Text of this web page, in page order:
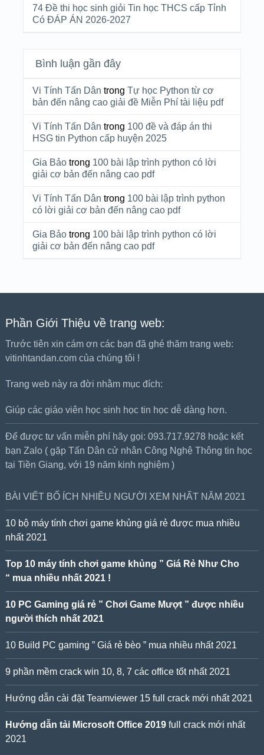
74 Đề thi học sinh giỏi Tin học THCS cấp Tỉnh
Có ĐÁP ÁN 2026-2027
Bình luận gần đây
Vi Tính Tấn Dân trong Tự học Python từ cơ
bản đến nâng cao giải đề Miễn Phí tài liệu pdf
Vi Tính Tấn Dân trong 100 đề và đáp án thi
HSG tin Python cấp huyện 2025
Gia Bảotrong 100 bài lập trình python có lời
giải cơ bản đến nâng cao pdf
Vi Tính Tấn Dân trong 100 bài lập trình python
có lời giải cơ bản đến nâng cao pdf
Gia Bảotrong 100 bài lập trình python có lời
giải cơ bản đến nâng cao pdf
Phần Giới Thiệu về trang web:
Trước tiên xin cám ơn các bạn đã ghé thăm trang web:
vitinhtandan.com của chúng tôi !
Trang web này ra đời nhằm mục đích:
Giúp các giáo viên học sinh học tin học dễ dàng hơn.
Để được tư vấn miễn phí hãy gọi: 093.717.9278 hoặc kết
bạn Zalo ( gặp Tấn Dân cử nhân Công Nghệ Thông tin học
tại Tiền Giang, với 19 năm kinh nghiệm )
BÀI VIẾT BỔ ÍCH NHIỀU NGƯỜI XEM NHẤT NĂM 2021
10 bộ máy tính chơi game khủng giá rẻ được mua nhiều
nhất 2021
Top 10 máy tính chơi game khủng ” Giá Rẻ Như Cho
“ mua nhiều nhất 2021 !
10 PC Gaming giá rẻ ” Chơi Game Mượt ” được nhiều
người thích nhất 2021
10 Build PC gaming ” Giá rẻ bèo ” mua nhiều nhất 2021
9 phần mềm crack win 10, 8, 7 các office tốt nhất 2021
Hướng dẫn cài đặt Teamviewer 15 full crack mới nhất 2021
Hướng dẫn tải Microsoft Office 2019full crack mới nhất
2021